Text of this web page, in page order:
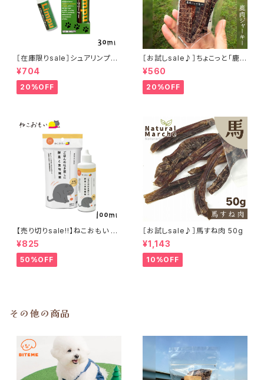
［在庫限りsale］シュアリンプウ
イヤークリーナー 30ml
¥704
20%OFF
［お試しsale♪］ちょこっと「鹿肉
ジャーキー」ジビエ鹿 おやつ
¥560
20%OFF
【売り切りsale!!】ねこおもい 猫
ご飯の吐き戻しに 酵素と食物繊
維 100ml
¥825
50%OFF
［お試しsale♪］馬すね肉 50g
¥1,143
10%OFF
その他の商品